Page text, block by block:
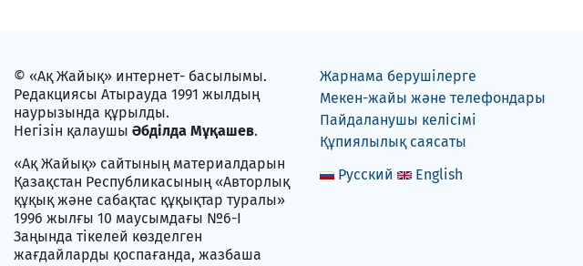
© «Ақ Жайық» интернет- басылымы.
Редакциясы Атырауда 1991 жылдың
наурызында құрылды.
Негізін қалаушы Әбділда Мұқашев.
«Ақ Жайық» сайтының материалдарын
Қазақстан Республикасының «Авторлық
құқық және сабақтас құқықтар туралы»
1996 жылғы 10 маусымдағы №6-I
Заңында тікелей көзделген
жағдайларды қоспағанда, жазбаша
Жарнама берушілерге
Мекен-жайы және телефондары
Пайдаланушы келісімі
Құпиялылық саясаты
Русский
English